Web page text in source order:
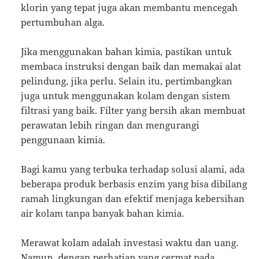
klorin yang tepat juga akan membantu mencegah
pertumbuhan alga.
Jika menggunakan bahan kimia, pastikan untuk
membaca instruksi dengan baik dan memakai alat
pelindung, jika perlu. Selain itu, pertimbangkan
juga untuk menggunakan kolam dengan sistem
filtrasi yang baik. Filter yang bersih akan membuat
perawatan lebih ringan dan mengurangi
penggunaan kimia.
Bagi kamu yang terbuka terhadap solusi alami, ada
beberapa produk berbasis enzim yang bisa dibilang
ramah lingkungan dan efektif menjaga kebersihan
air kolam tanpa banyak bahan kimia.
Merawat kolam adalah investasi waktu dan uang.